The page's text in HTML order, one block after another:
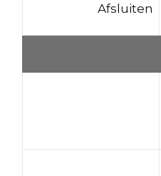
Afsluiten